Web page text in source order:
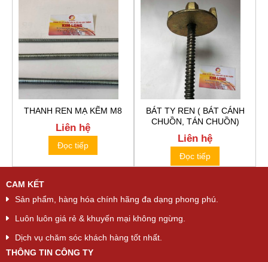
THANH REN MẠ KẼM M8
Liên hệ
Đọc tiếp
BÁT TY REN ( BÁT CÁNH
CHUỒN, TÁN CHUỒN)
Liên hệ
Đọc tiếp
CAM KẾT
Sản phẩm, hàng hóa chính hãng đa dạng phong phú.
Luôn luôn giá rẻ & khuyến mại không ngừng.
Dịch vụ chăm sóc khách hàng tốt nhất.
THÔNG TIN CÔNG TY